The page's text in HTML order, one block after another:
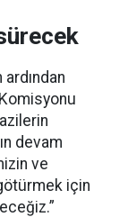
devam
ve
için